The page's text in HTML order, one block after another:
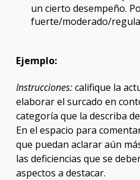
un cierto desempeño.
fuerte/moderado/
Ejemplo:
Instrucciones:califique la
elaborar el surcado en
categoría que la describa
En el espacio para
que puedan aclarar aún
las deficiencias que se
aspectos a destacar.